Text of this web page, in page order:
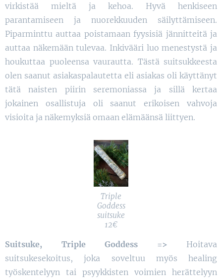
virkistää mieltä ja kehoa. Hyvä henkiseen
parantamiseen ja nuorekkuuden säilyttämiseen.
Piparminttu auttaa poistamaan fyysisiä jännitteitä ja
auttaa näkemään tulevaa. Inkivääri luo menestystä ja
houkuttaa puoleensa vaurautta. Tästä suitsukkeesta
olen saanut asiakaspalautetta eli asiakas oli käyttänyt
tätä naisten piirin seremoniassa ja sillä kertaa
jokainen osallistuja oli saanut erikoisen vahvoja
visioita ja näkemyksiä omaan elämäänsä liittyen.
Triple
Goddess
suitsuke
12€
Suitsuke, Triple Goddess => Hoitava
suitsukesekoitus, joka soveltuu myös healing
työskentelyyn tai psyykkisten voimien herättelyyn